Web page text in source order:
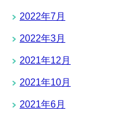
2022年7月
2022年3月
2021年12月
2021年10月
2021年6月